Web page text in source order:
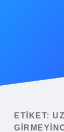
Yasal
ETIKET: